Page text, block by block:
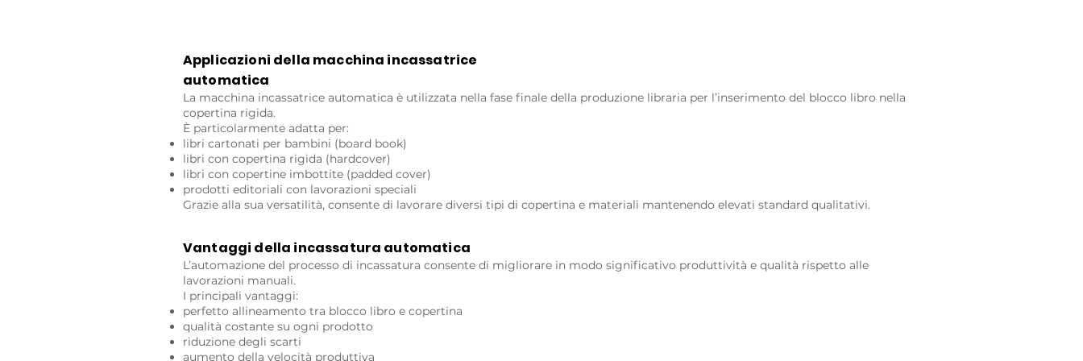
Applicazioni della macchina incassatrice
automatica
La macchina incassatrice automatica è utilizzata nella fase finale della produzione libraria per l’inserimento del blocco libro nella
copertina rigida.
È particolarmente adatta per:
libri cartonati per bambini (board book)
libri con copertina rigida (hardcover)
libri con copertine imbottite (padded cover)
prodotti editoriali con lavorazioni speciali
Grazie alla sua versatilità, consente di lavorare diversi tipi di copertina e materiali mantenendo elevati standard qualitativi.
Vantaggi della incassatura automatica
L’automazione del processo di incassatura consente di migliorare in modo significativo produttività e qualità rispetto alle
lavorazioni manuali.
I principali vantaggi:
perfetto allineamento tra blocco libro e copertina
qualità costante su ogni prodotto
riduzione degli scarti
aumento della velocità produttiva